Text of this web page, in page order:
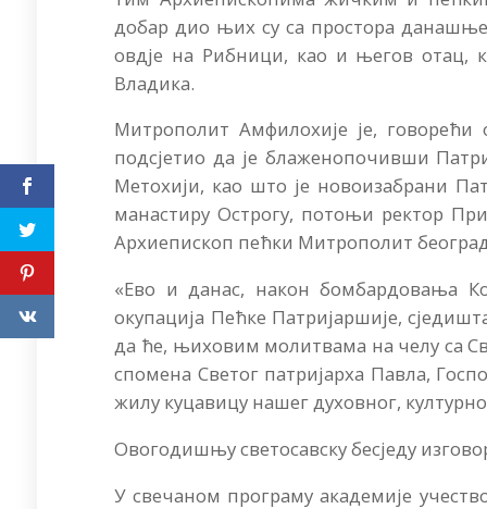
добар дио њих су са простора
овдје на Рибници, као и његов отац,
Владика.
Митрополит Амфилохије је,
подсјетио да је блаженопочивши
Метохији, као што је новоизабрани
манастиру Острогу, потоњи ректор
Архиепископ пећки Митрополит
«Ево и данас, након бомбардовања
окупација Пећке Патријаршије,
да ће, њиховим молитвама на челу са
спомена Светог патријарха Павла,
жилу куцавицу нашег духовног,
Овогодишњу светосавску бесједу
У свечаном програму академије